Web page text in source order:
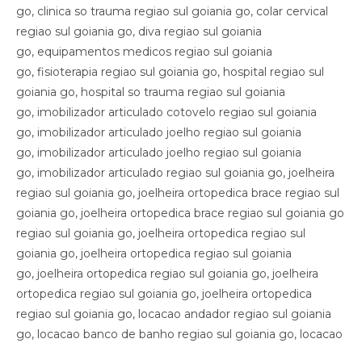
go, clinica so trauma regiao sul goiania go, colar cervical
regiao sul goiania go, diva regiao sul goiania
go, equipamentos medicos regiao sul goiania
go, fisioterapia regiao sul goiania go, hospital regiao sul
goiania go, hospital so trauma regiao sul goiania
go, imobilizador articulado cotovelo regiao sul goiania
go, imobilizador articulado joelho regiao sul goiania
go, imobilizador articulado joelho regiao sul goiania
go, imobilizador articulado regiao sul goiania go, joelheira
regiao sul goiania go, joelheira ortopedica brace regiao sul
goiania go, joelheira ortopedica brace regiao sul goiania go
regiao sul goiania go, joelheira ortopedica regiao sul
goiania go, joelheira ortopedica regiao sul goiania
go, joelheira ortopedica regiao sul goiania go, joelheira
ortopedica regiao sul goiania go, joelheira ortopedica
regiao sul goiania go, locacao andador regiao sul goiania
go, locacao banco de banho regiao sul goiania go, locacao